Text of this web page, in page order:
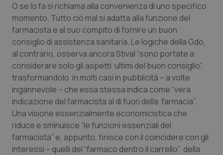
Liguria
Lombardia
Marche
Molise
Piemonte
Provincia Autonoma di Bolzano
Disturbi dell’umore
Dolore
Donna & Salute
Epatiti
HIV
Infezioni & Febbre
O se lo fa si richiama alla convenienza di uno specifico
momento. Tutto ciò mal si adatta alla funzione del
farmacista e al suo compito di fornire un buon
consiglio di assistenza sanitaria. Le logiche della Gdo,
al contrario, osserva ancora Stival “sono portate a
considerare solo gli aspetti ultimi del buon consiglio”,
trasformandolo in molti casi in pubblicità – a volte
ingannevole – che essa stessa indica come “vera
indicazione del farmacista al di fuori della farmacia”.
Una visione essenzialmente economicistica che
riduce e sminuisce “le funzioni essenziali del
farmacista” e, appunto, finisce con il coincidere con gli
interessi – quelli del “farmaco dentro il carrello” della